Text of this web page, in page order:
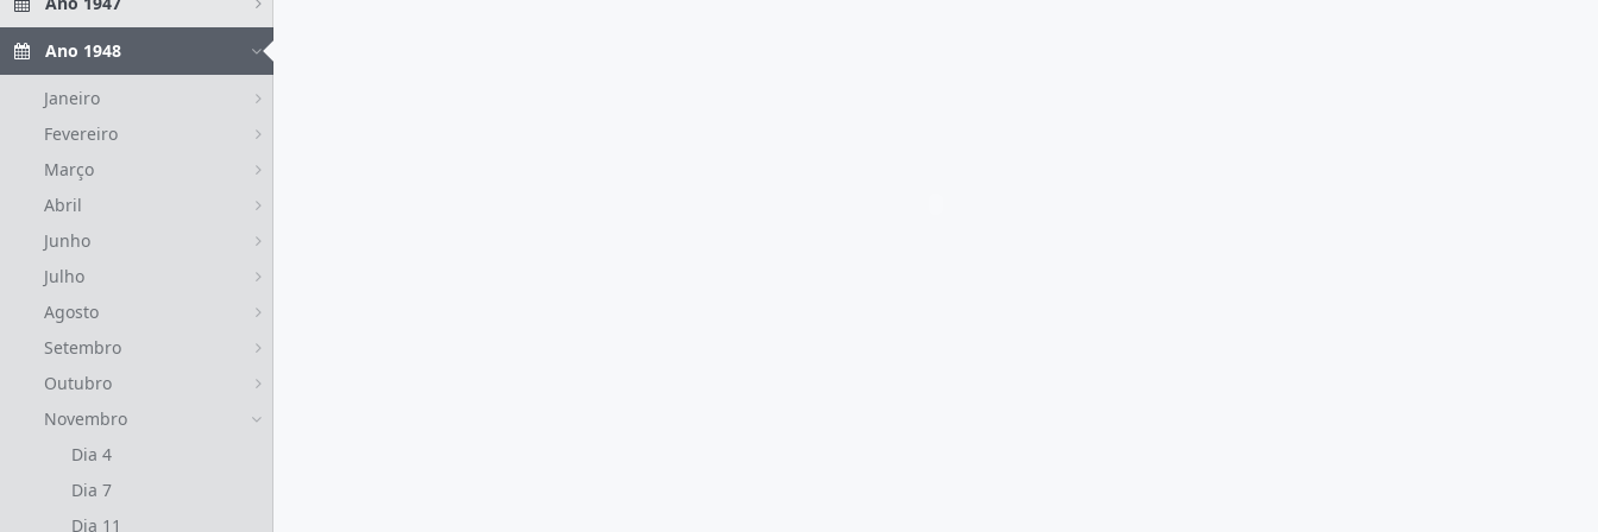
Ano 1948
Janeiro
Fevereiro
Março
Abril
Junho
Julho
Agosto
Setembro
Outubro
Novembro
Dia 4
Dia 7
Dia 11